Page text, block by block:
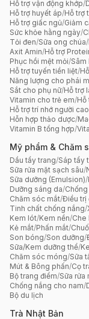
Hỗ trợ vận động khớp/
Hỗ trợ huyết áp/Hỗ trợ
Hỗ trợ giấc ngủ/Giảm
Sức khỏe hằng ngày/
Tỏi đen/Sữa ong chúa/
Axit Amin/Hỗ trợ
Phục hồi mệt mỏi/Sâm
Hỗ trợ tuyến tiền liệt/
Năng lượng cho phái
Sắt cho phụ nữ/Hỗ trợ
Vitamin cho trẻ em/Hỗ
Hỗ trợ trí nhớ người
Hỗn hợp thảo dược/
Vitamin B tổng hợp/
Mỹ phẩm & Chăm
Dầu tẩy trang/Sáp tẩy
Sữa rửa mặt sạch sâu/
Sữa dưỡng (Emulsion)/
Dưỡng sáng da/
Chăm sóc mắt/Điều trị
Tinh chất chống nắng/
Kem lót/Kem nền/Che
Kẻ mắt/Phấn mắt/
Son bóng/Son dưỡng/
Sữa/Kem dưỡng thể/
Chăm sóc móng/Sữa
Mút & Bông phấn/Cọ
Bộ trang điểm/Sữa rửa
Chống nắng cho nam/
Bộ du lịch
Trà Nhật Bản